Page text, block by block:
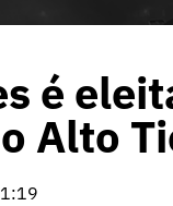
é
Alto